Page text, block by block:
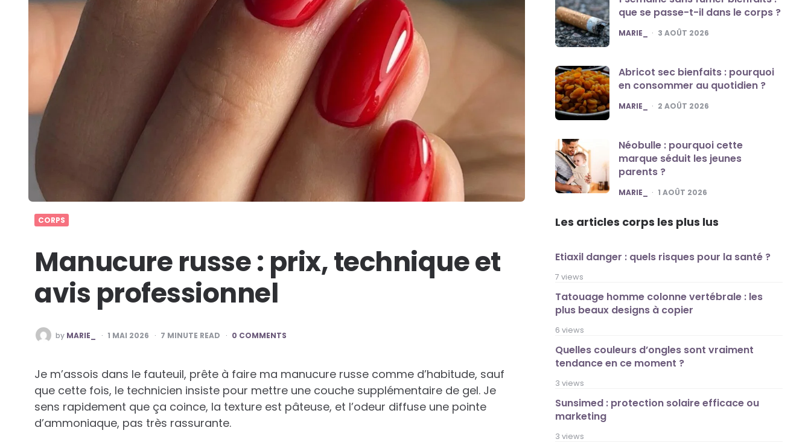
CORPS
Manucure russe : prix, technique et
avis professionnel
POSTED
BY
by MARIE_ 1 MAI 2026 7 MINUTE READ 0 COMMENTS
Je m’assois dans le fauteuil, prête à faire ma manucure russe comme d’habitude, sauf
que cette fois, le technicien insiste pour mettre une couche supplémentaire de gel. Je
sens rapidement que ça coince, la texture est pâteuse, et l’odeur diffuse une pointe
d’ammoniaque, pas très rassurante.
que se passe-t-il dans le corps ?
POSTED
MARIE_ 3 AOÛT 2026
Abricot sec bienfaits : pourquoi
en consommer au quotidien ?
POSTED
MARIE_ 2 AOÛT 2026
Néobulle : pourquoi cette
marque séduit les jeunes
parents ?
POSTED
MARIE_ 1 AOÛT 2026
Les articles corps les plus lus
Etiaxil danger : quels risques pour la santé ?
7 views
Tatouage homme colonne vertébrale : les
plus beaux designs à copier
6 views
Quelles couleurs d’ongles sont vraiment
tendance en ce moment ?
3 views
Sunsimed : protection solaire efficace ou
marketing
3 views